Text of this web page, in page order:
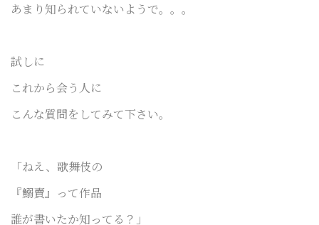
あまり知られていないようで。。。
試しに
これから会う人に
こんな質問をしてみて下さい。
「ねえ、歌舞伎の
『鰯賣』って作品
誰が書いたか知ってる？」